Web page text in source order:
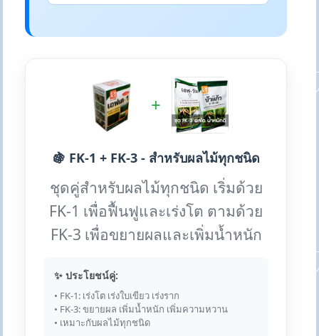
+
🍇 FK-1 + FK-3 - สำหรับผลไม้ทุกชนิด
ชุดคู่สำหรับผลไม้ทุกชนิด เริ่มด้วย
FK-1 เพื่อฟื้นฟูและเร่งโต ตามด้วย
FK-3 เพื่อขยายผลและเพิ่มน้ำหนัก
✨ ประโยชน์คู่:
• FK-1: เร่งโต เร่งใบเขียว เร่งราก
• FK-3: ขยายผล เพิ่มน้ำหนัก เพิ่มความหวาน
• เหมาะกับผลไม้ทุกชนิด